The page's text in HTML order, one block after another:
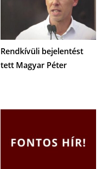
Rendkívüli bejelentést
tett Magyar Péter